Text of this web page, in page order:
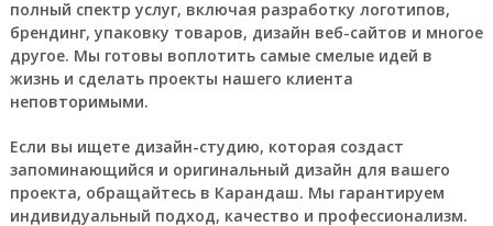
полный спектр услуг, включая разработку логотипов,
брендинг, упаковку товаров, дизайн веб-сайтов и многое
другое. Мы готовы воплотить самые смелые идей в
жизнь и сделать проекты нашего клиента
неповторимыми.
Если вы ищете дизайн-студию, которая создаст
запоминающийся и оригинальный дизайн для вашего
проекта, обращайтесь в Карандаш. Мы гарантируем
индивидуальный подход, качество и профессионализм.